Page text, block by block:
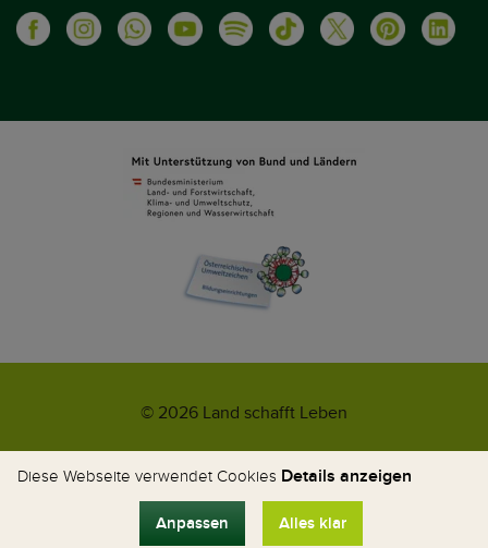
© 2026 Land schafft Leben
Impressum AGB Kontakt Datenschutz
Umweltzeichen
WhatsApp-News
Diese Webseite verwendet Cookies Details anzeigen
Anpassen Alles klar